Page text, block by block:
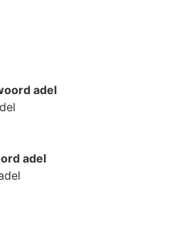
adel
adel